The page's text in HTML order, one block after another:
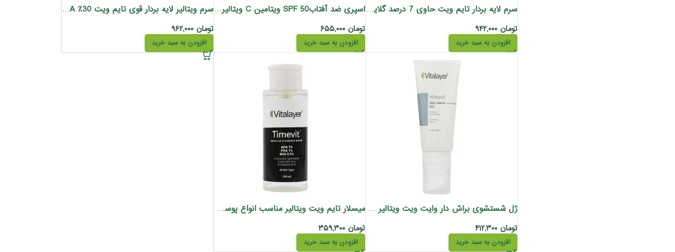
سرم لایه بردار تایم ویت حاوی 7 درصد گلایکولیک اسید ویتالیر 30 میل
تومان
افزودن به سبد خرید
اسپری ضد آفتابSPF 50 ویتامین C ویتالیر 150 میل
تومان
افزودن به سبد خرید
سرم ویتالیر لایه بردار قوی تایم ویت 30٪ AHA و 30 میل
تومان ۹۶۲,۰۰۰
افزودن به سبد خرید
ژل شستشوی براش دار وایت ویت ویتالیر مناسب پوست های کدر و مستعد لک 200 میل
تومان
افزودن به سبد خرید
میسلار تایم ویت ویتالیر مناسب انواع پوست 250 میل
تومان
افزودن به سبد خرید